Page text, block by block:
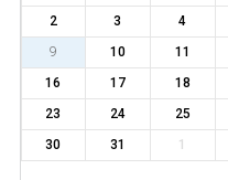
2
3 4
9
10 11
16
17 18
23
24 25
30
31 1